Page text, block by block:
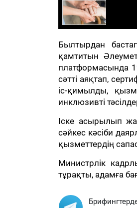
Былтырдан
қамтитын
платформасында
сәтті аяқтап,
іс-қимылды,
инклюзивті
Іске асырылып
сәйкес кәсіби
қызметтердің
Министрлік
тұрақты, адамға